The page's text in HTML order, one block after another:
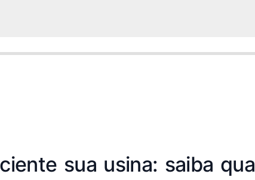
sua usina: saiba